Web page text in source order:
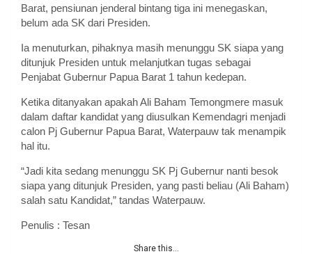
Barat, pensiunan jenderal bintang tiga ini menegaskan,
belum ada SK dari Presiden.
Ia menuturkan, pihaknya masih menunggu SK siapa yang
ditunjuk Presiden untuk melanjutkan tugas sebagai
Penjabat Gubernur Papua Barat 1 tahun kedepan.
Ketika ditanyakan apakah Ali Baham Temongmere masuk
dalam daftar kandidat yang diusulkan Kemendagri menjadi
calon Pj Gubernur Papua Barat, Waterpauw tak menampik
hal itu.
“Jadi kita sedang menunggu SK Pj Gubernur nanti besok
siapa yang ditunjuk Presiden, yang pasti beliau (Ali Baham)
salah satu Kandidat,” tandas Waterpauw.
Penulis : Tesan
Share this...